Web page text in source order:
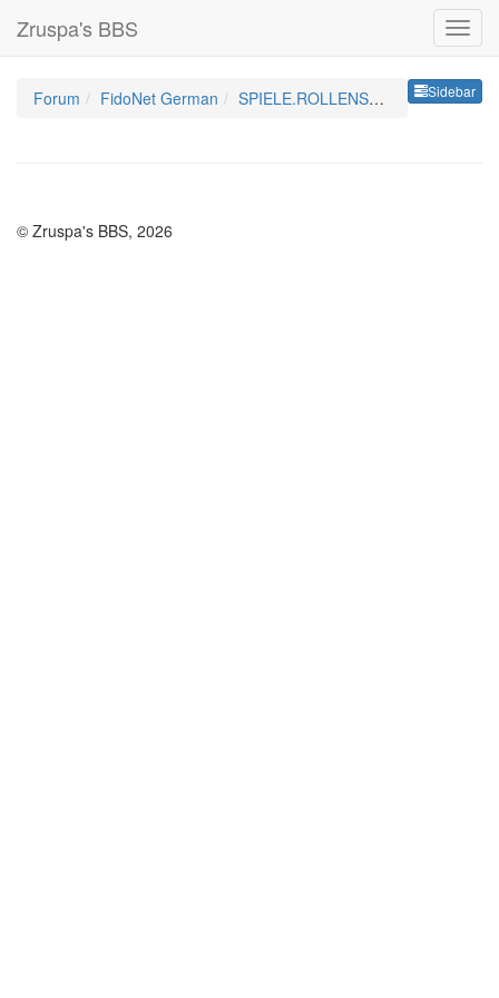
Zruspa's BBS
Sidebar
Forum FidoNet German SPIELE.ROLLENSPIELE.GER
© Zruspa's BBS, 2026